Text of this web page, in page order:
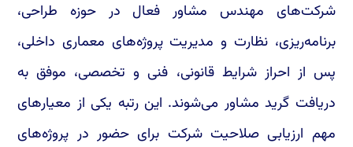
شرکت‌های مهندس مشاور فعال در حوزه طراحی،
برنامه‌ریزی، نظارت و مدیریت پروژه‌های معماری داخلی،
پس از احراز شرایط قانونی، فنی و تخصصی، موفق به
دریافت گرید مشاور می‌شوند. این رتبه یکی از معیارهای
مهم ارزیابی صلاحیت شرکت برای حضور در پروژه‌های